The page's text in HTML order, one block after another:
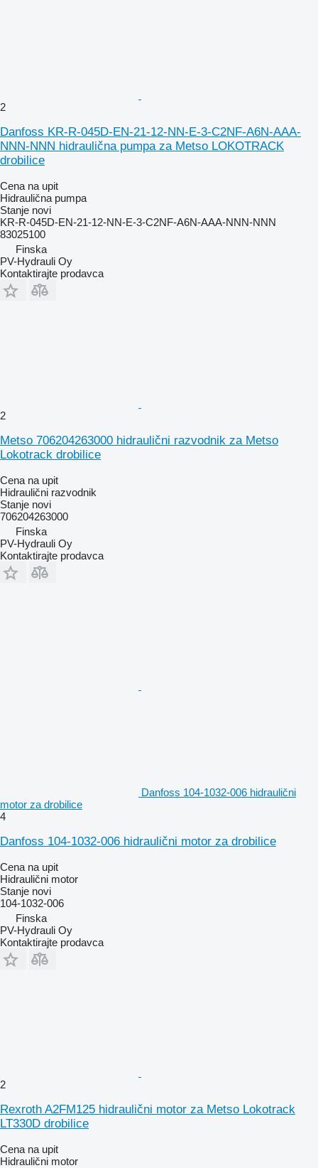
2
Danfoss KR-R-045D-EN-21-12-NN-E-3-C2NF-A6N-AAA-
NNN-NNN hidraulična pumpa za Metso LOKOTRACK
drobilice
Cena na upit
Hidraulična pumpa
Stanje novi
KR-R-045D-EN-21-12-NN-E-3-C2NF-A6N-AAA-NNN-NNN
83025100
Finska
PV-Hydrauli Oy
Kontaktirajte prodavca
2
Metso 706204263000 hidraulični razvodnik za Metso
Lokotrack drobilice
Cena na upit
Hidraulični razvodnik
Stanje novi
706204263000
Finska
PV-Hydrauli Oy
Kontaktirajte prodavca
Danfoss 104-1032-006 hidraulični
motor za drobilice
4
Danfoss 104-1032-006 hidraulični motor za drobilice
Cena na upit
Hidraulični motor
Stanje novi
104-1032-006
Finska
PV-Hydrauli Oy
Kontaktirajte prodavca
2
Rexroth A2FM125 hidraulični motor za Metso Lokotrack
LT330D drobilice
Cena na upit
Hidraulični motor